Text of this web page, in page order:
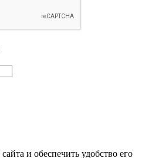
и обеспечить удобство его